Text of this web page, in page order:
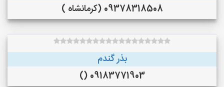
09378318508 (کرمانشاه )
بذر گندم
09183771903 ()